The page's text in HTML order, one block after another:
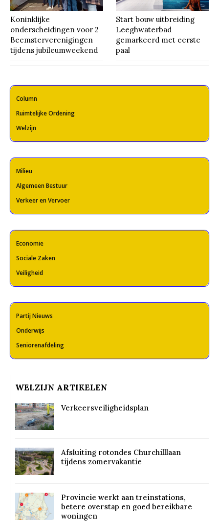
Koninklijke
onderscheidingen voor 2
Beemsterverenigingen
tijdens jubileumweekend
Start bouw uitbreiding
Leeghwaterbad
gemarkeerd met eerste
paal
Column
Ruimtelijke Ordening
Welzijn
Milieu
Algemeen Bestuur
Verkeer en Vervoer
Economie
Sociale Zaken
Veiligheid
Partij Nieuws
Onderwijs
Seniorenafdeling
WELZIJN ARTIKELEN
Verkeersveiligheidsplan
Afsluiting rotondes Churchilllaan
tijdens zomervakantie
Provincie werkt aan treinstations,
betere overstap en goed bereikbare
woningen